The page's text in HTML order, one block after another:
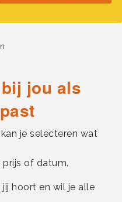
jou als
je selecteren wat
of datum.
hoort en wil je alle